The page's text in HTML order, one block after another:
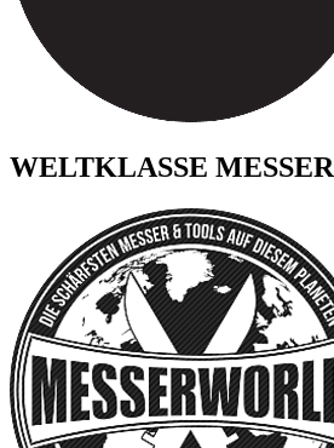
WELTKLASSE MESSER